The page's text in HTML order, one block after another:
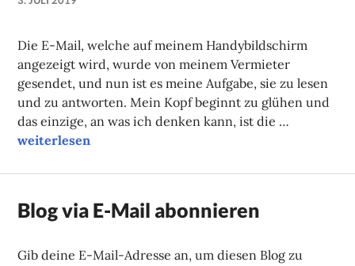
Die E-Mail, welche auf meinem Handybildschirm
angezeigt wird, wurde von meinem Vermieter
gesendet, und nun ist es meine Aufgabe, sie zu lesen
und zu antworten. Mein Kopf beginnt zu glühen und
das einzige, an was ich denken kann, ist die …
Campuskolumne
weiterlesen
Blog via E-Mail abonnieren
Gib deine E-Mail-Adresse an, um diesen Blog zu